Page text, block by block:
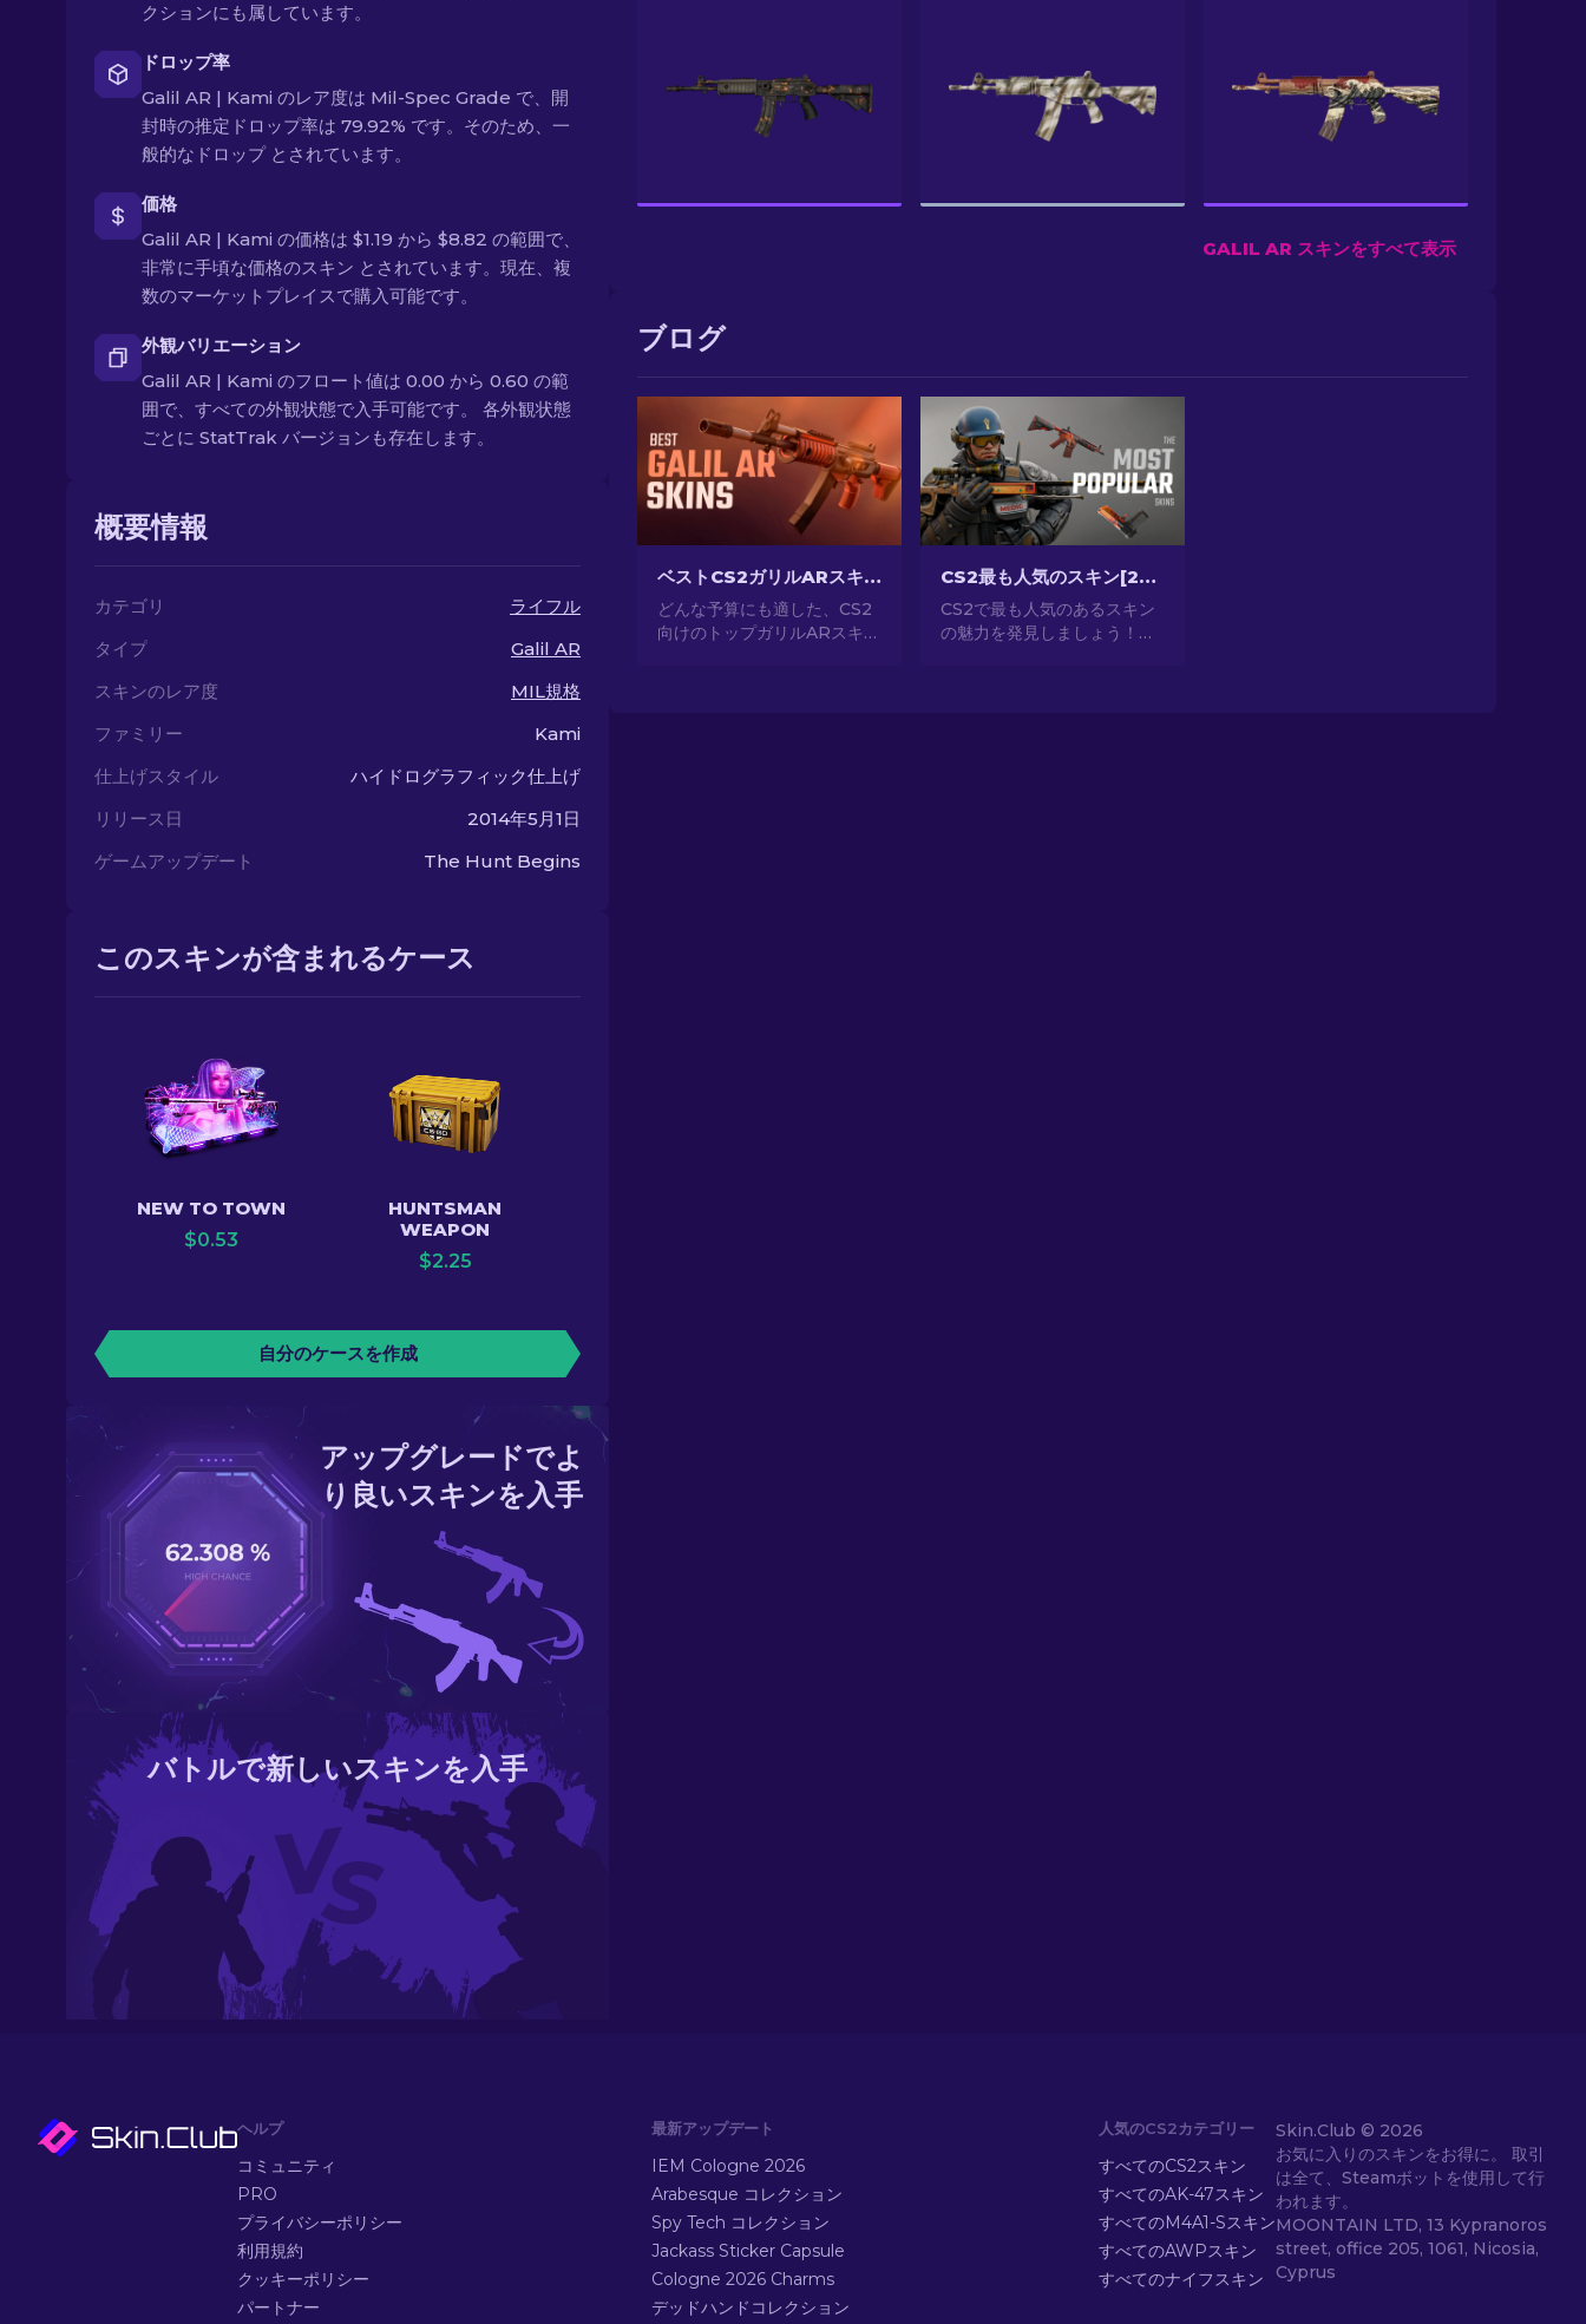
クションにも属しています。
ドロップ率
Galil AR | Kami のレア度は Mil-Spec Grade で、開
封時の推定ドロップ率は 79.92% です。そのため、一
般的なドロップ とされています。
価格
Galil AR | Kami の価格は $1.19 から $8.82 の範囲で、
非常に手頃な価格のスキン とされています。現在、複
数のマーケットプレイスで購入可能です。
外観バリエーション
Galil AR | Kami のフロート値は 0.00 から 0.60 の範
囲で、すべての外観状態で入手可能です。 各外観状態
ごとに StatTrak バージョンも存在します。
概要情報
カテゴリ
ライフル
タイプ
Galil AR
スキンのレア度
MIL規格
ファミリー
Kami
仕上げスタイル
ハイドログラフィック仕上げ
リリース日
2014年5月1日
ゲームアップデート
The Hunt Begins
このスキンが含まれるケース
NEW TO TOWN
$0.53
HUNTSMAN
WEAPON
$2.25
自分のケースを作成
アップグレードでよ
り良いスキンを入手
バトルで新しいスキンを入手
GALIL AR スキンをすべて表示
ブログ
ベストCS2ガリルARスキン（予算毎）：完全ガイド[2026]
どんな予算にも適した、CS2
向けのトップガリルARスキン
CS2最も人気のスキン[2026]
CS2で最も人気のあるスキン
の魅力を発見しましょう！見
ヘルプ
コミュニティ
PRO
プライバシーポリシー
利用規約
クッキーポリシー
パートナー
最新アップデート
IEM Cologne 2026
Arabesque コレクション
Spy Tech コレクション
Jackass Sticker Capsule
Cologne 2026 Charms
デッドハンドコレクション
人気のCS2カテゴリー
すべてのCS2スキン
すべてのAK-47スキン
すべてのM4A1-Sスキン
すべてのAWPスキン
すべてのナイフスキン
Skin.Club © 2026
お気に入りのスキンをお得に。 取引
は全て、Steamボットを使用して行
われます。
MOONTAIN LTD, 13 Kypranoros
street, office 205, 1061, Nicosia,
Cyprus